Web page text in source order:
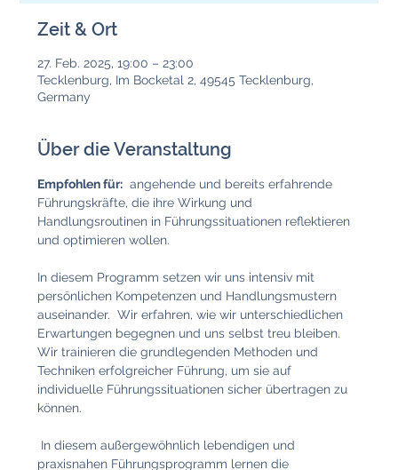
Zeit & Ort
27. Feb. 2025, 19:00 – 23:00
Tecklenburg, Im Bocketal 2, 49545 Tecklenburg,
Germany
Über die Veranstaltung
Empfohlen für:
  angehende und bereits erfahrende
Führungskräfte, die ihre Wirkung und
Handlungsroutinen in Führungssituationen reflektieren
und optimieren wollen.
In diesem Programm setzen wir uns intensiv mit
persönlichen Kompetenzen und Handlungsmustern
auseinander.  Wir erfahren, wie wir unterschiedlichen
Erwartungen begegnen und uns selbst treu bleiben.
Wir trainieren die grundlegenden Methoden und
Techniken erfolgreicher Führung, um sie auf
individuelle Führungssituationen sicher übertragen zu
können.
praxisnahen Führungsprogramm lernen die